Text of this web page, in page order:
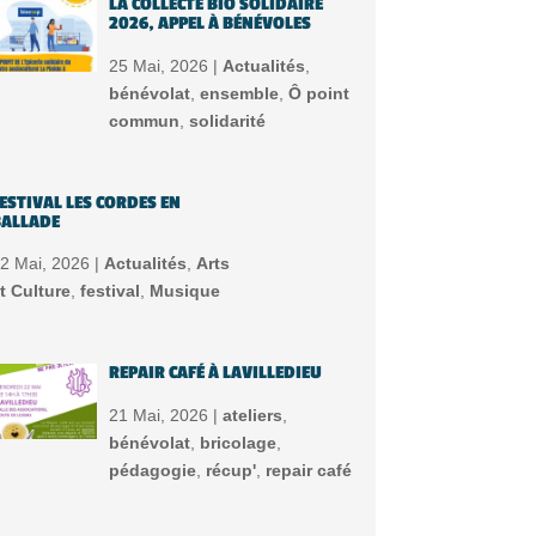
LA COLLECTE BIO SOLIDAIRE
2026, APPEL À BÉNÉVOLES
25 Mai, 2026 | Actualités
bénévolat, ensemble, Ô point
commun solidarité
LES CORDES EN
Mai, 2026 | Actualités, Arts
Culture, festival, Musique
REPAIR CAFÉ À LAVILLEDIEU
21 Mai, 2026 | ateliers
bénévolat, bricolage,
pédagogie, récup', repair café